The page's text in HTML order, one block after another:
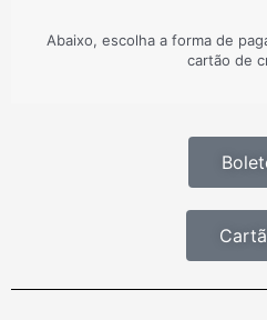
Abaixo, escolha a forma de
cartão de